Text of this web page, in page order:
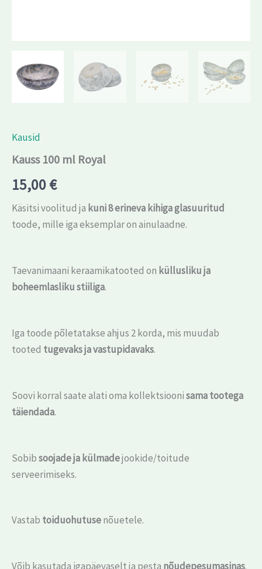
Kausid
Kauss 100 ml Royal
15,00€
Käsitsi voolitud ja kuni 8 erineva kihiga glasuuritud
toode, mille iga eksemplar on ainulaadne.
Taevanimaani keraamikatooted on küllusliku ja
boheemlasliku stiiliga.
Iga toode põletatakse ahjus 2 korda, mis muudab
tooted tugevaks ja vastupidavaks.
Soovi korral saate alati oma kollektsioonisama tootega
täiendada.
Sobibsoojade ja külmadejookide/toitude
serveerimiseks.
Vastab toiduohutusenõuetele.
Võib kasutada igapäevaselt ja pesta nõudepesumasinas.